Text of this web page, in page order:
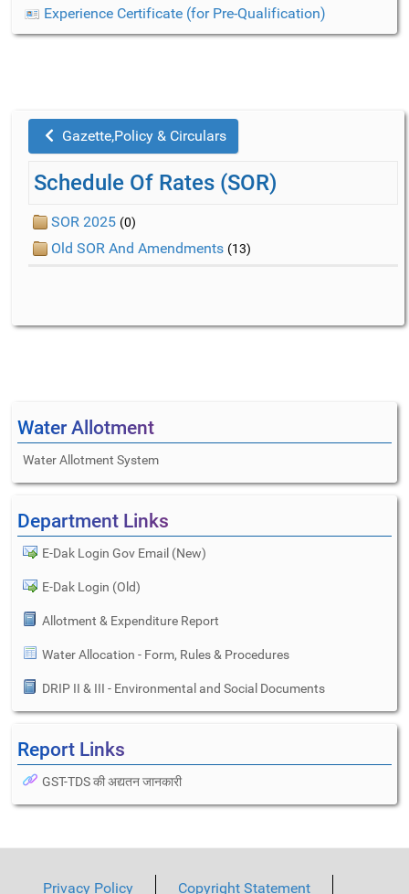
Experience Certificate (for Pre-Qualification)
Gazette,Policy & Circulars
Schedule Of Rates (SOR)
SOR 2025 (0)
Old SOR And Amendments (13)
Water Allotment
Water Allotment System
Department Links
E-Dak Login Gov Email (New)
E-Dak Login (Old)
Allotment & Expenditure Report
Water Allocation - Form, Rules & Procedures
DRIP II & III - Environmental and Social Documents
Report Links
GST-TDS की अद्यतन जानकारी
Privacy Policy Copyright Statement